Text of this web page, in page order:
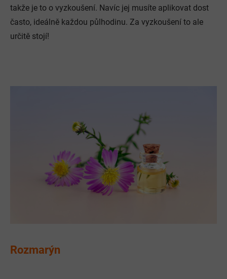
takže je to o vyzkoušení. Navíc jej musíte aplikovat dost
často, ideálně každou půlhodinu. Za vyzkoušení to ale
určitě stojí!
Rozmarýn